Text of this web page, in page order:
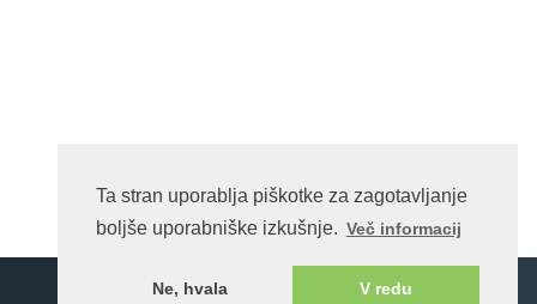
Ta stran uporablja piškotke za zagotavljanje
boljše uporabniške izkušnje. Več informacij
Ne, hvala V redu
Spletna stran na enotnem portalu ©rkc.si cms.